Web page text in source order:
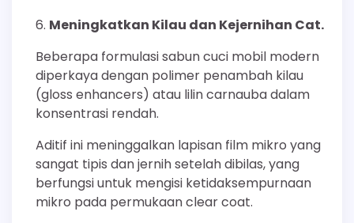
Meningkatkan Kilau dan Kejernihan Cat.
Beberapa formulasi sabun cuci mobil modern
diperkaya dengan polimer penambah kilau
(gloss enhancers) atau lilin carnauba dalam
konsentrasi rendah.
Aditif ini meninggalkan lapisan film mikro yang
sangat tipis dan jernih setelah dibilas, yang
berfungsi untuk mengisi ketidaksempurnaan
mikro pada permukaan clear coat.